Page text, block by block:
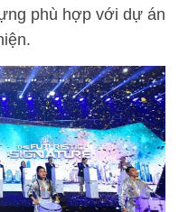
phù hợp với dự án